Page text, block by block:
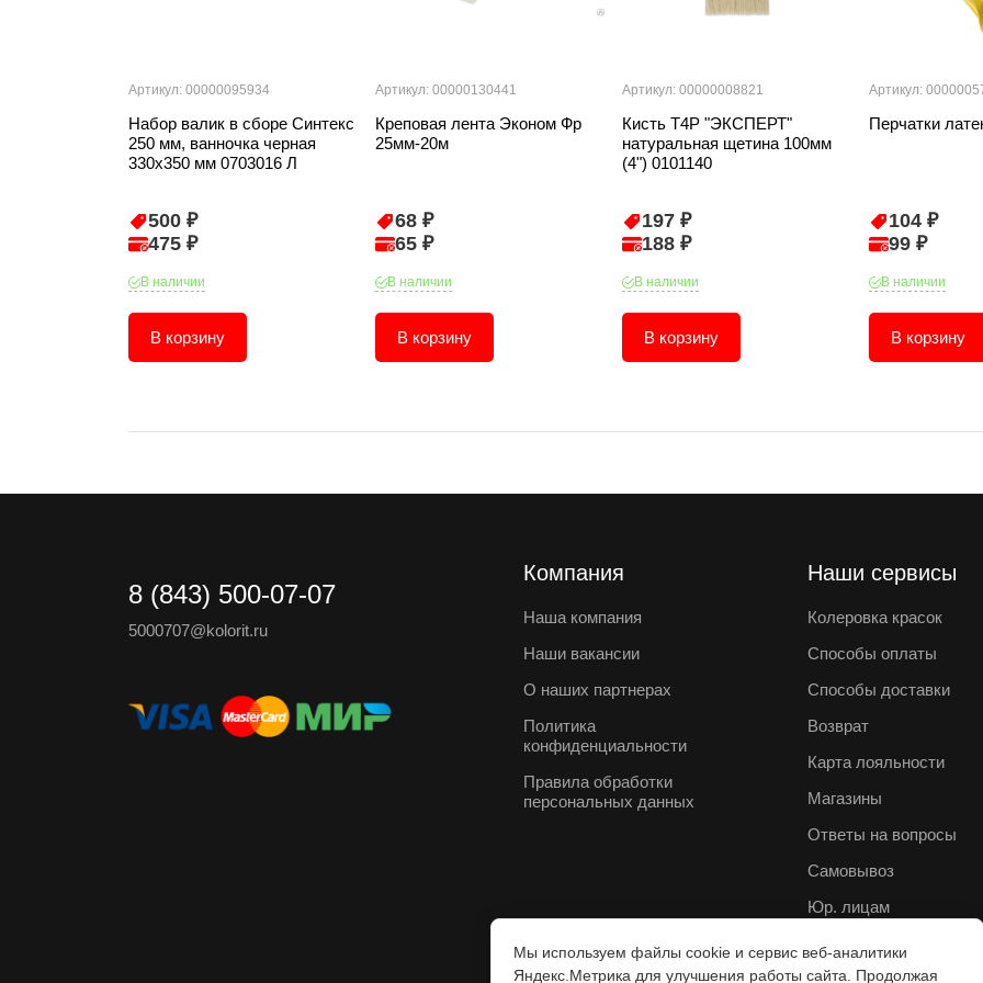
Артикул: 00000095934
Набор валик в сборе Синтекс
250 мм, ванночка черная
330х350 мм 0703016 Л
500 ₽
475 ₽
В наличии
В корзину
Артикул: 00000130441
Креповая лента Эконом Фр
25мм-20м
68 ₽
65 ₽
В наличии
В корзину
Артикул: 00000008821
Кисть T4P "ЭКСПЕРТ"
натуральная щетина 100мм
(4") 0101140
197 ₽
188 ₽
В наличии
В корзину
Артикул:
Перчатки
104 ₽
99 ₽
В наличии
В корзину
8 (843) 500-07-07
5000707@kolorit.ru
Компания
Наша компания
Наши вакансии
О наших партнерах
Политика
конфиденциальности
Правила обработки
персональных данных
Наши сервисы
Колеровка красок
Способы оплаты
Способы доставки
Возврат
Карта лояльности
Магазины
Ответы на вопросы
Самовывоз
Юр. лицам
Мы используем файлы cookie и сервис веб-аналитики
Яндекс.Метрика для улучшения работы сайта. Продолжая